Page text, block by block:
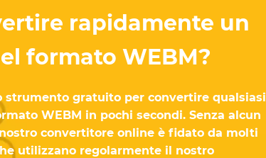
rapidamente un
formato WEBM?
strumento gratuito per convertire qualsiasi
WEBM in pochi secondi. Senza alcun
convertitore online è fidato da molti
utilizzano regolarmente il nostro